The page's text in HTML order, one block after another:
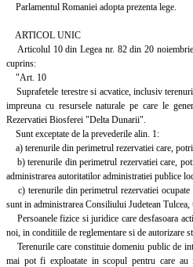
Parlamentul Romaniei adopta prezenta lege.
ARTICOL UNIC
Articolul 10 din Legea nr. 82 din 20 noiembrie
cuprins:
"Art. 10
Suprafetele terestre si acvatice, inclusiv
impreuna cu resursele naturale pe care le
Rezervatiei Biosferei "Delta Dunarii".
Sunt exceptate de la prevederile alin. 1:
a) terenurile din perimetrul rezervatiei care,
b) terenurile din perimetrul rezervatiei care,
administrarea autoritatilor administratiei publice
c) terenurile din perimetrul rezervatiei ocupate
sunt in administrarea Consiliului Judetean
Persoanele fizice si juridice care desfasoara
noi, in conditiile de reglementare si de
Terenurile care constituie domeniu public de
mai pot fi exploatate in scopul pentru care au